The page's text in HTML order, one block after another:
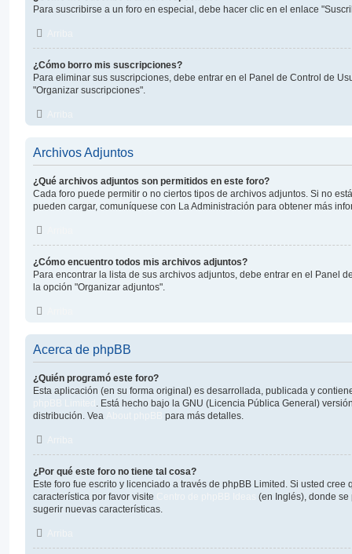
Para suscribirse a un foro en especial, debe hacer clic en el enlace
¿Cómo borro mis suscripciones?
Para eliminar sus suscripciones, debe entrar en el Panel de Control de
"Organizar suscripciones".
Archivos Adjuntos
¿Qué archivos adjuntos son permitidos en este foro?
Cada foro puede permitir o no ciertos tipos de archivos adjuntos. Si no
pueden cargar, comuníquese con La Administración para obtener más
¿Cómo encuentro todos mis archivos adjuntos?
Para encontrar la lista de sus archivos adjuntos, debe entrar en el Panel
la opción "Organizar adjuntos".
Acerca de phpBB
¿Quién programó este foro?
Esta aplicación (en su forma original) es desarrollada, publicada y
. Está hecho bajo la GNU (Licencia Pública General)
distribución. Vea
para más detalles.
¿Por qué este foro no tiene tal cosa?
Este foro fue escrito y licenciado a través de phpBB Limited. Si usted
característica por favor visite
(en Inglés), donde
sugerir nuevas características.